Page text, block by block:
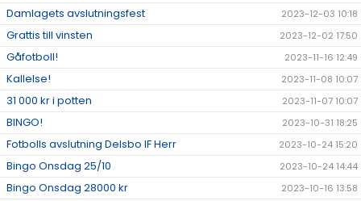
Damlagets avslutningsfest 2023-12-03 10:18
Grattis till vinsten 2023-12-02 17:50
Gåfotboll! 2023-11-16 12:49
Kallelse! 2023-11-08 10:07
31 000 kr i potten 2023-11-07 10:07
BINGO! 2023-10-31 18:25
Fotbolls avslutning Delsbo IF Herr 2023-10-24 15:20
Bingo Onsdag 25/10 2023-10-24 14:44
Bingo Onsdag 28000 kr 2023-10-16 13:58